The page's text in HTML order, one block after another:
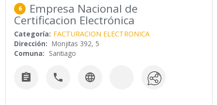
6 Empresa Nacional de
Certificacion Electrónica
Categoría: FACTURACION ELECTRONICA
Dirección: Monjitas 392, 5
Comuna: Santiago
  